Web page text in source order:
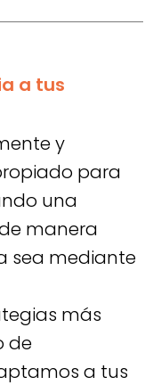
a tus
y
para
una
manera
sea mediante
más
de
a tus